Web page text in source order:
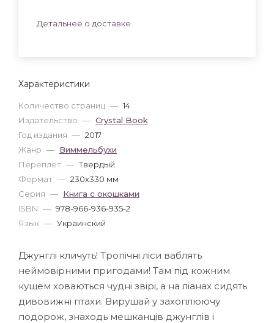
Характеристики
Количество страниц — 14
Издательство — Crystal Book
Год издания — 2017
Жанр — Виммельбухи
Переплет — Твердый
Формат — 230x330 мм
Серия — Книга с окошками
ISBN — 978-966-936-935-2
Язык — Украинский
Детальнее о доставке
Джунглi кличуть! Тропiчнi лiси ваблять
неймовiрними пригодами! Там пiд кожним
кущем ховаються чуднi звiрi, а на лiанах сидять
дивовижнi птахи. Вирушай у захоплюючу
подорож, знаходь мешканцiв джунглiв i